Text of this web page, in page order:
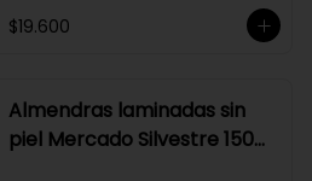
$19.600
Almendras laminadas sin
piel Mercado Silvestre 150